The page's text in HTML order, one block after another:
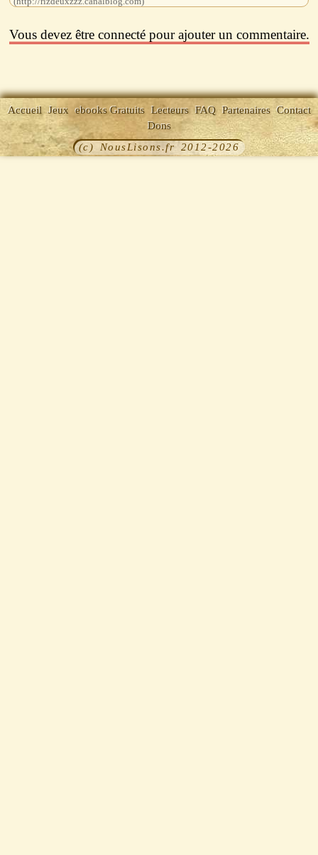
Vous devez être connecté pour ajouter un commentaire.
Accueil Jeux ebooks Gratuits Lecteurs FAQ Partenaires Contact
Dons
(c) NousLisons.fr 2012-2026